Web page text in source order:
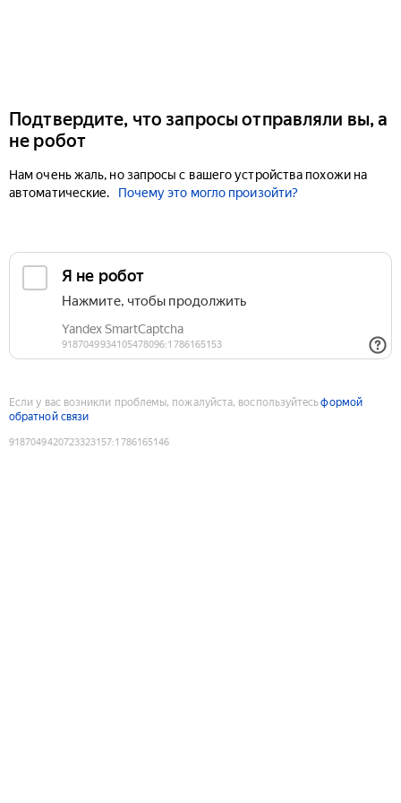
Подтвердите, что запросы отправляли вы, а
не робот
Нам очень жаль, но запросы с вашего устройства похожи на
автоматические.
Почему это могло произойти?
Если у вас возникли проблемы, пожалуйста, воспользуйтесьформой
обратной связи
9187049420723323157:1786165146